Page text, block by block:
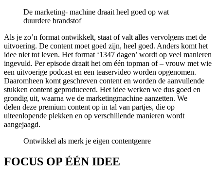
De marketing- machine draait heel goed op wat
duurdere brandstof
Als je zo’n format ontwikkelt, staat of valt alles vervolgens met de
uitvoering. De content moet goed zijn, heel goed. Anders komt het
idee niet tot leven. Het format ‘1347 dagen’ wordt op veel manieren
ingevuld. Per episode draait het om één topman of – vrouw met wie
een uitvoerige podcast en een teaservideo worden opgenomen.
Daaromheen komt geschreven content en worden de aanvullende
stukken content geproduceerd. Het idee werken we dus goed en
grondig uit, waarna we de marketingmachine aanzetten. We
delen deze premium content op in tal van partjes, die op
uiteenlopende plekken en op verschillende manieren wordt
aangejaagd.
Ontwikkel als merk je eigen contentgenre
FOCUS OP ÉÉN IDEE